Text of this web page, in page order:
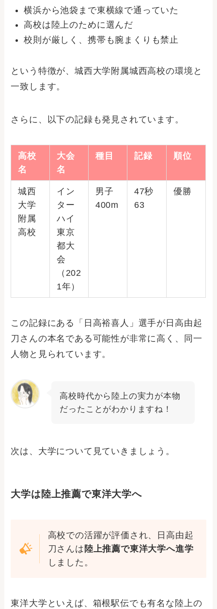
横浜から池袋まで東横線で通っていた
高校は陸上のために選んだ
校則が厳しく、携帯も腕まくりも禁止
という特徴が、城西大学附属城西高校の環境と
一致します。
さらに、以下の記録も発見されています。
高校
名
大会
名
種目 記録 順位
城西
大学
附属
高校
イン
ター
ハイ
東京
都大
会
（202
1年）
男子
400m
47秒
63
優勝
この記録にある「日高裕喜人」選手が日高由起
刀さんの本名である可能性が非常に高く、同一
人物と見られています。
高校時代から陸上の実力が本物
だったことがわかりますね！
次は、大学について見ていきましょう。
大学は陸上推薦で東洋大学へ
高校での活躍が評価され、日高由起
刀さんは 陸上推薦で東洋大学へ進学
しました。
東洋大学といえば、箱根駅伝でも有名な陸上の